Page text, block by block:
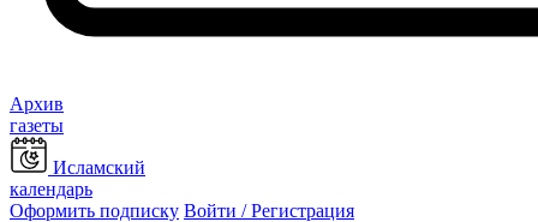
Архив
газеты
Исламский
календарь
Оформить подписку Войти / Регистрация